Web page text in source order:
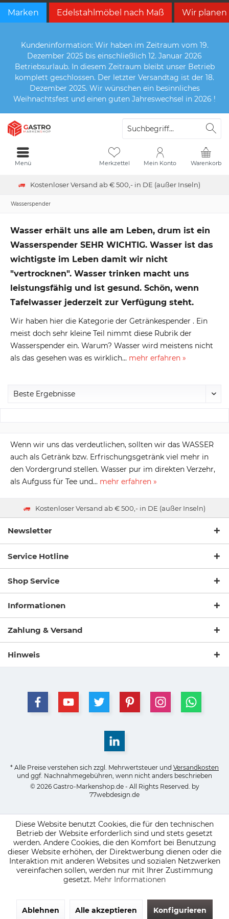
Marken Edelstahlmöbel nach Maß Wir planen
Kundeninformation: Wir haben im Zeitraum vom 19.
Dezember 2025 bis einschließlich 12. Januar 2026
Betriebsurlaub. In diesem Zeitraum bleibt unser Betrieb
komplett geschlossen. Der letzter Versandtag ist der 18.
Dezember 2025. Wir wünschen ein besinnliches
Weihnachtsfest und einen guten Jahreswechsel in 2026 !
Kostenloser Versand ab € 500,- in DE (außer Inseln)
Warenkorb
Merkzettel Mein Konto
Menü
Wasserspender
Wasser erhält uns alle am Leben, drum ist ein
Wasserspender SEHR WICHTIG. Wasser ist das
wichtigste im Leben damit wir nicht
"vertrocknen". Wasser trinken macht uns
leistungsfähig und ist gesund. Schön, wenn
Tafelwasser jederzeit zur Verfügung steht.
Wir haben hier die Kategorie der Getränkespender . Ein
meist doch sehr kleine Teil nimmt diese Rubrik der
Wasserspender ein. Warum? Wasser wird meistens nicht
als das gesehen was es wirklich... mehr erfahren »
Wenn wir uns das verdeutlichen, sollten wir das WASSER
auch als Getränk bzw. Erfrischungsgetränk viel mehr in
den Vordergrund stellen. Wasser pur im direkten Verzehr,
als Aufguss für Tee und... mehr erfahren »
Kostenloser Versand ab € 500,- in DE (außer Inseln)
Newsletter
Service Hotline
Shop Service
Informationen
Zahlung & Versand
Hinweis
* Alle Preise verstehen sich zzgl. Mehrwertsteuer und Versandkosten
und ggf. Nachnahmegebühren, wenn nicht anders beschrieben
© 2026 Gastro-Markenshop.de - All Rights Reserved. by
77webdesign.de
Diese Website benutzt Cookies, die für den technischen
Betrieb der Website erforderlich sind und stets gesetzt
werden. Andere Cookies, die den Komfort bei Benutzung
dieser Website erhöhen, der Direktwerbung dienen oder die
Interaktion mit anderen Websites und sozialen Netzwerken
vereinfachen sollen, werden nur mit Ihrer Zustimmung
gesetzt. Mehr Informationen
Ablehnen Alle akzeptieren Konfigurieren